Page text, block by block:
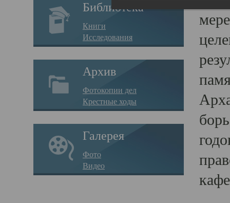
Библиотека
Книги
Исследования
Архив
Фотокопии дел
Крестные ходы
Галерея
Фото
Видео